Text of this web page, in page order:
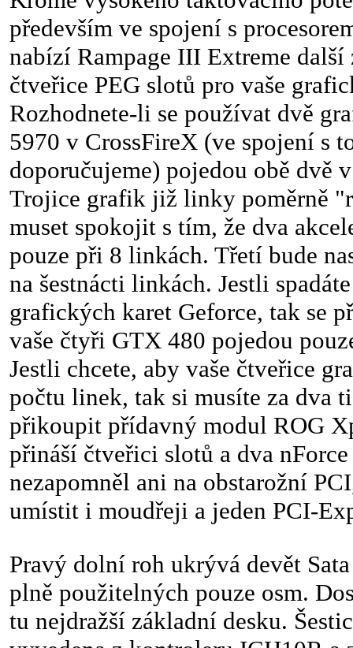
především ve spojení s
nabízí Rampage III Extreme
čtveřice PEG slotů pro vaše
Rozhodnete-li se používat dvě
5970 v CrossFireX (ve spojení s
doporučujeme) pojedou obě dvě
Trojice grafik již linky poměrně
muset spokojit s tím, že dva
pouze při 8 linkách. Třetí bude
na šestnácti linkách. Jestli
grafických karet Geforce, tak se
vaše čtyři GTX 480 pojedou
Jestli chcete, aby vaše čtveřice
počtu linek, tak si musíte za dva
přikoupit přídavný modul ROG
přináší čtveřici slotů a dva
nezapomněl ani na obstarožní
umístit i moudřeji a jeden PCI-
Pravý dolní roh ukrývá devět
plně použitelných pouze osm.
tu nejdražší základní desku.